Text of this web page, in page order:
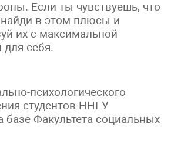
Если ты чувствуешь, что
найди в этом плюсы и
их с максимальной
для себя.
психологического
студентов ННГУ
базе Факультета социальных